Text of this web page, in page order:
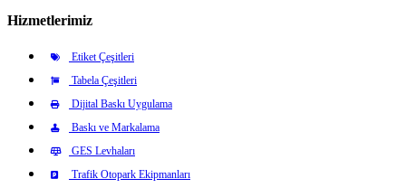
Hizmetlerimiz
Etiket Çeşitleri
Tabela Çeşitleri
Dijital Baskı Uygulama
Baskı ve Markalama
GES Levhaları
Trafik Otopark Ekipmanları